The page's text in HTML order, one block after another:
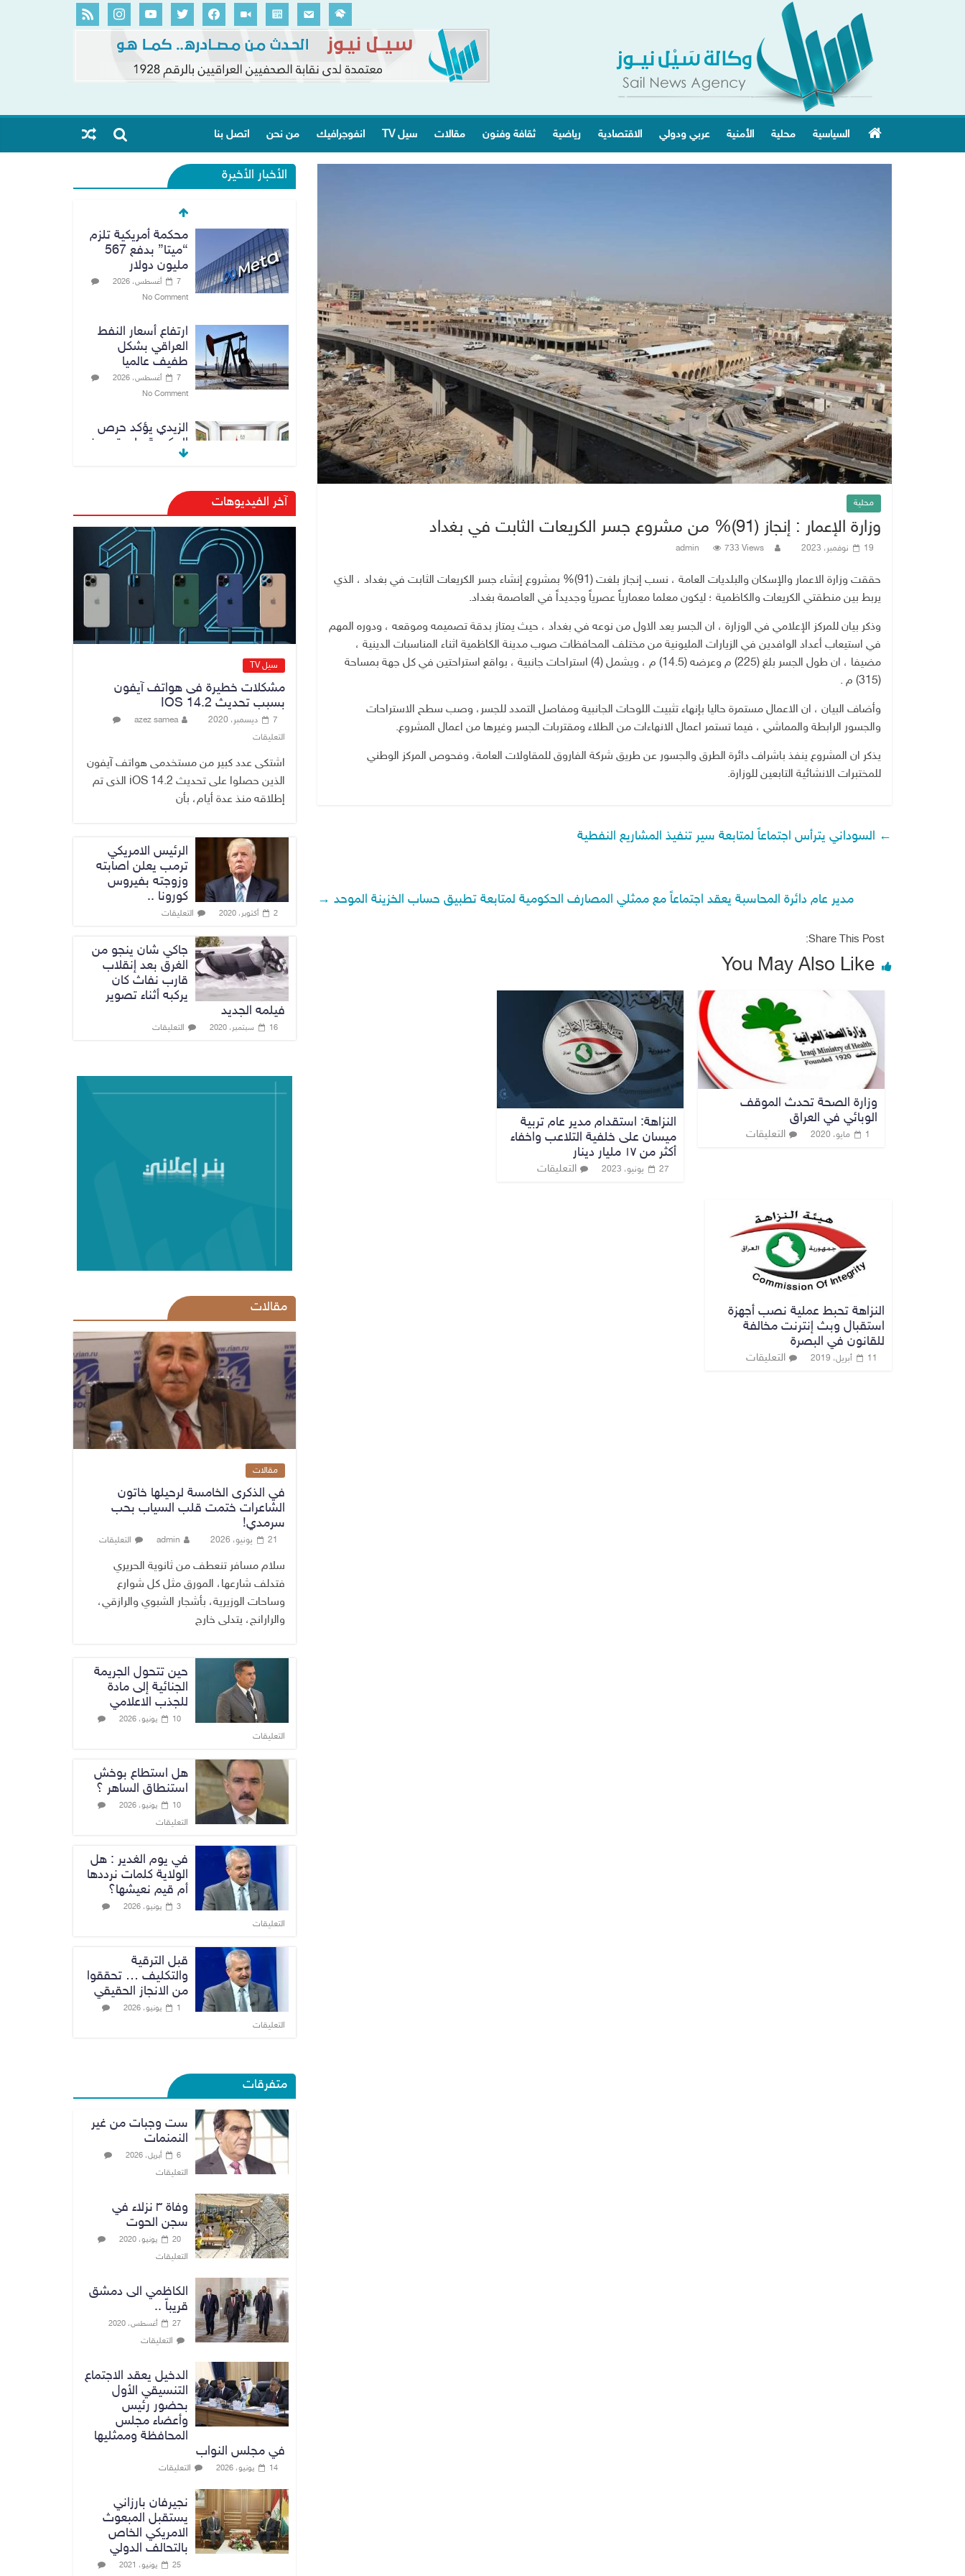
السياسية محلية الأمنية عربي ودولي الاقتصادية رياضية ثقافة وفنون مقالات سيل TV انفوجرافيك من نحن اتصل بنا
محلية
وزارة الإعمار : إنجاز (91)% من مشروع جسر الكريعات الثابت في بغداد
19 نوفمبر، 2023 admin 733 Views
حققت وزارة الاعمار والإسكان والبلديات العامة ، نسب إنجاز بلغت (91)% بمشروع إنشاء جسر الكريعات الثابت في بغداد ، الذي
يربط بين منطقتي الكريعات والكاظمية ؛ ليكون معلما معمارياً عصرياً وجديداً في العاصمة بغداد.
وذكر بيان للمركز الإعلامي في الوزارة ، ان الجسر يعد الاول من نوعه في بغداد ، حيث يمتاز بدقة تصميمه وموقعه ، ودوره المهم
في استيعاب أعداد الوافدين في الزيارات المليونية من مختلف المحافظات صوب مدينة الكاظمية اثناء المناسبات الدينية ،
مضيفا ، ان طول الجسر بلغ (225) م وعرضه (14.5) م ، ويشمل (4) استراحات جانبية ، بواقع استراحتين في كل جهة بمساحة
(315) م .
وأضاف البيان ، ان الاعمال مستمرة حاليا بإنهاء تثبيت اللوحات الجانبية ومفاصل التمدد للجسر، وصب سطح الاستراحات
والجسور الرابطة والمماشي ، فيما تستمر اعمال الانهاءات من الطلاء ومقتربات الجسر وغيرها من اعمال المشروع.
يذكر ان المشروع ينفذ باشراف دائرة الطرق والجسور عن طريق شركة الفاروق للمقاولات العامة، وفحوص المركز الوطني
للمختبرات الانشائية التابعين للوزارة.
← السوداني يترأس اجتماعاً لمتابعة سير تنفيذ المشاريع النفطية
مدير عام دائرة المحاسبة يعقد اجتماعاً مع ممثلي المصارف الحكومية لمتابعة تطبيق حساب الخزينة الموحد →
Share This Post:
You May Also Like
وزارة الصحة تحدث الموقف
الوبائي في العراق
1 مايو، 2020 التعليقات
النزاهة: استقدام مدير عام تربية
ميسان على خلفية التلاعب واخفاء
أكثر من ١٧ مليار دينار
27 يونيو، 2023 التعليقات
النزاهة تحبط عملية نصب أجهزة
استقبال وبث إنترنت مخالفة
للقانون في البصرة
11 أبريل، 2019 التعليقات
الأخبار الأخيرة
محكمة أمريكية تلزم
“ميتا” بدفع 567
مليون دولار
7 أغسطس، 2026
No Comment
ارتفاع أسعار النفط
العراقي بشكل
طفيف عالميا
7 أغسطس، 2026
No Comment
الزيدي يؤكد حرص
الحكومة على ترسيخ
علاقات التعاون مع
No Comment
وزارة الداخلية:
الحدود العراقية
تشهد مستوى عالياً
من الأمن والاستقرار
موظفي بلدية
الناصرية ومعقبين
ضبطت بحوزتهم
مستندات وأختام
مزورة
7 أغسطس، 2026 No Comment
آخر الفيديوهات
سيل TV
مشكلات خطيرة فى هواتف آيفون
بسبب تحديث IOS 14.2
7 ديسمبر، 2020
azez samea
التعليقات
اشتكى عدد كبير من مستخدمى هواتف آيفون
الذين حصلوا على تحديث iOS 14.2 الذى تم
إطلاقه منذ عدة أيام، بأن
الرئيس الامريكي
ترمب يعلن اصابته
وزوجته بفيروس
كورونا ..
2 أكتوبر، 2020 التعليقات
جاكي شان ينجو من
الغرق بعد إنقلاب
قارب نفاث كان
يركبه أثناء تصوير
فيلمه الجديد
16 سبتمبر، 2020 التعليقات
مقالات
مقالات
في الذكرى الخامسة لرحيلها خاتون
الشاعرات ختمت قلب السياب بحب
سرمدي!
21 يونيو، 2026 admin التعليقات
سلام مسافر تنعطف من ثانوية الحريري
فتدلف شارعها، المورق مثل كل شوارع
وساحات الوزيرية، بأشجار الشبوي والرازقي،
والرارانج، يتدلى خارج
حين تتحول الجريمة
الجنائية إلى مادة
للجذب الاعلامي
10 يونيو، 2026
التعليقات
هل استطاع بوخش
استنطاق الساهر ؟
10 يونيو، 2026
التعليقات
في يوم الغدير : هل
الولاية كلمات نرددها
أم قيم نعيشها؟
3 يونيو، 2026
التعليقات
قبل الترقية
والتكليف … تحققوا
من الانجاز الحقيقي
1 يونيو، 2026
التعليقات
متفرقات
ست وجبات من غير
النمنمات
6 أبريل، 2026
التعليقات
وفاة ٣ نزلاء في
سجن الحوت
20 يونيو، 2020
التعليقات
الكاظمي الى دمشق
قريباً ..
27 أغسطس، 2020
التعليقات
الدخيل يعقد الاجتماع
التنسيقي الأول
بحضور رئيس
وأعضاء مجلس
المحافظة وممثليها
في مجلس النواب
14 يونيو، 2026 التعليقات
نجيرفان بارزاني
يستقبل المبعوث
الامريكي الخاص
بالتحالف الدولي
25 يونيو، 2021